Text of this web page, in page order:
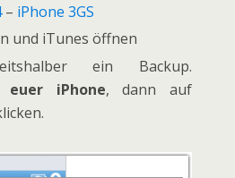
– iPhone 3GS
und iTunes öffnen
ein Backup.
euer iPhone, dann auf